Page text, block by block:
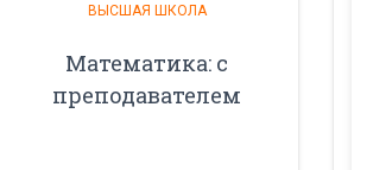
ВЫСШАЯ ШКОЛА
Математика: с
преподавателем